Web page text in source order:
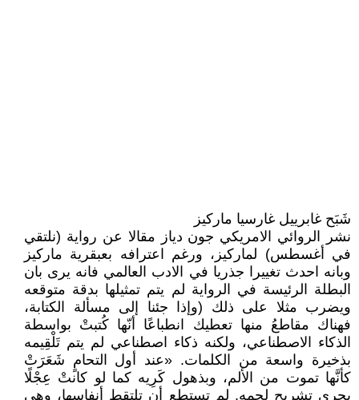
شَبَح غابرييل غارسيا ماركيز
نشر الروائي الامريكي جون دياز مقالا عن رواية (نلتقي
في أغسطس) لماركيز، ورغم اعترافه بعبقرية ماركيز
وبانه احدث تغييرا جذريا في الادب العالمي فانه يرى بان
البطلة الرئيسة في الرواية لم يتم تمثيلها بدقة متوقعه
ويضرب مثلا على ذلك (وإذا جئنا إلى مسألة الكتابة،
فهناك مقاطعُ منها تعطيك انطباعًا أنّها كُتبتْ بواسطة
الذكاء الاصطناعي، ولكنه ذكاء اصطناعي لم يتم تَلْقِيمه
بذخيرة واسعة من الكلمات. «عند أول التحامٍ شَعَرَتْ
كأنَّها تموت من الألم، وبذهول كَرِيه كما لو كانتْ عِجْلًا
يجري تشريح لحمه. لم تستطع أن تلتقط أنفاسها، وهي